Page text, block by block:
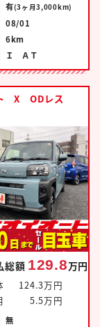
有(3ヶ月3,000km)
08/01
6km
Ｉ ＡＴ
X ODレス
総額 129.8万円
124.3万円
5.5万円
無